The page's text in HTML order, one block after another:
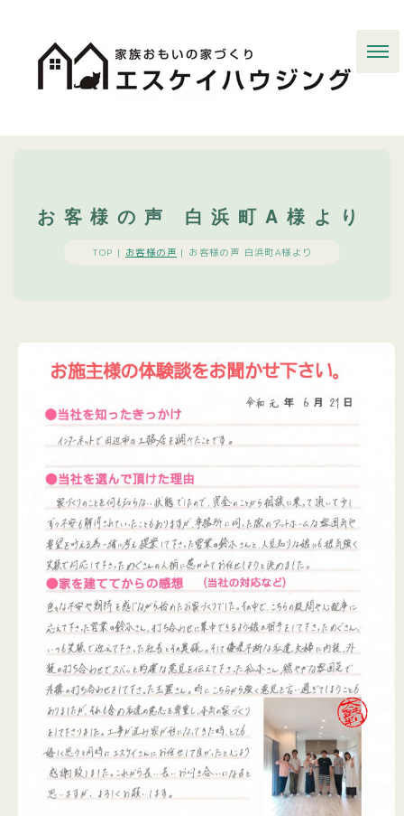
お客様の声 白浜町A様より
TOP | お客様の声 | お客様の声 白浜町A様より